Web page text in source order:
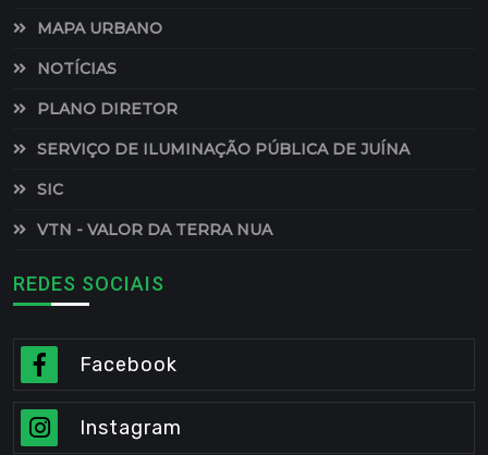
MAPA URBANO
NOTÍCIAS
PLANO DIRETOR
SERVIÇO DE ILUMINAÇÃO PÚBLICA DE JUÍNA
SIC
VTN - VALOR DA TERRA NUA
REDES SOCIAIS
Facebook
Instagram